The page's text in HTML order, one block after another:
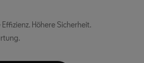
Höhere Sicherheit.